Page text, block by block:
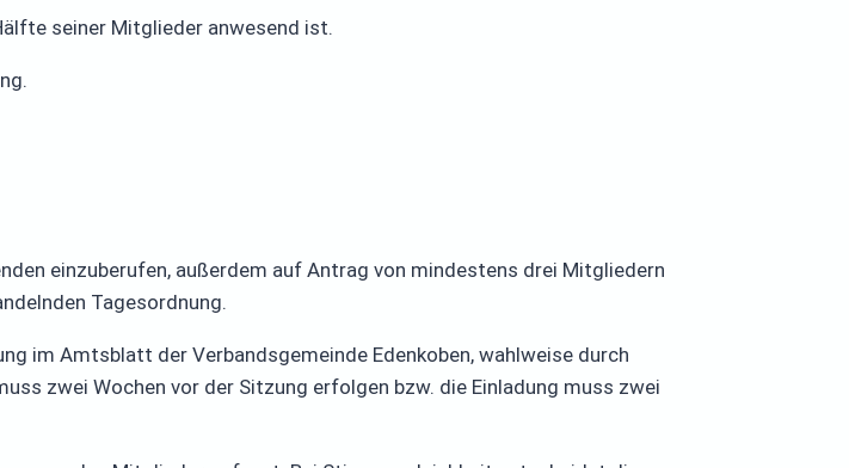
seiner Mitglieder anwesend ist.
einzuberufen, außerdem auf Antrag von mindestens drei Mitgliedern
Tagesordnung.
im Amtsblatt der Verbandsgemeinde Edenkoben, wahlweise durch
zwei Wochen vor der Sitzung erfolgen bzw. die Einladung muss zwei